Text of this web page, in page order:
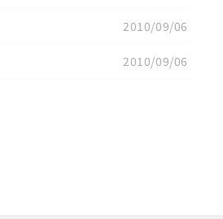
2010/09/06
2010/09/06